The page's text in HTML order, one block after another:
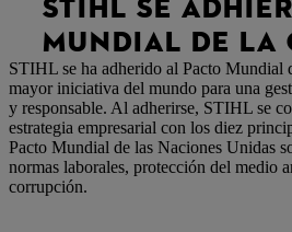
STIHL SE
MUNDIAL DE LA
STIHL se ha adherido al Pacto Mundial
mayor iniciativa del mundo para una
y responsable. Al adherirse, STIHL se
estrategia empresarial con los diez
Pacto Mundial de las Naciones Unidas
normas laborales, protección del medio
corrupción.